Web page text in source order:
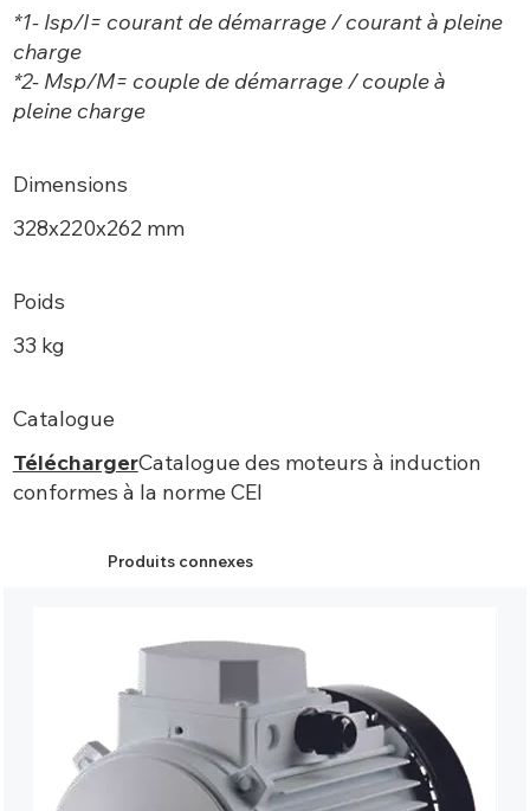
*1- Isp/I= courant de démarrage / courant à pleine
charge
*2- Msp/M= couple de démarrage / couple à
pleine charge
Dimensions
328х220x262 mm
Poids
33 kg
Catalogue
TéléchargerCatalogue des moteurs à induction
conformes à la norme CEI
Produits connexes